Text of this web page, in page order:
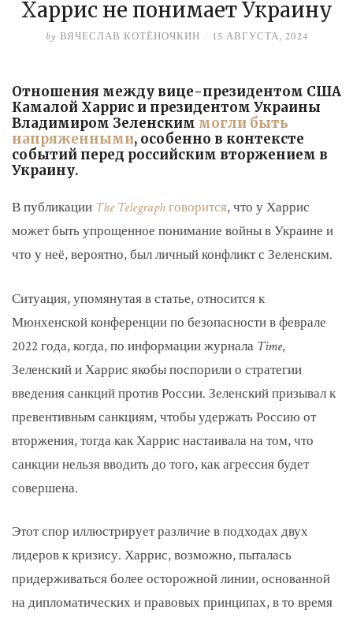
Харрис не понимает Украину
by ВЯЧЕСЛАВ КОТЁНОЧКИН / 15 АВГУСТА, 2024
Отношения между вице-президентом США
Камалой Харрис и президентом Украины
Владимиром Зеленским могли быть
напряженными, особенно в контексте
событий перед российским вторжением в
Украину.
В публикации The Telegraphговорится, что у Харрис
может быть упрощенное понимание войны в Украине и
что у неё, вероятно, был личный конфликт с Зеленским.
Ситуация, упомянутая в статье, относится к
Мюнхенской конференции по безопасности в феврале
2022 года, когда, по информации журнала Time,
Зеленский и Харрис якобы поспорили о стратегии
введения санкций против России. Зеленский призывал к
превентивным санкциям, чтобы удержать Россию от
вторжения, тогда как Харрис настаивала на том, что
санкции нельзя вводить до того, как агрессия будет
совершена.
Этот спор иллюстрирует различие в подходах двух
лидеров к кризису. Харрис, возможно, пыталась
придерживаться более осторожной линии, основанной
на дипломатических и правовых принципах, в то время